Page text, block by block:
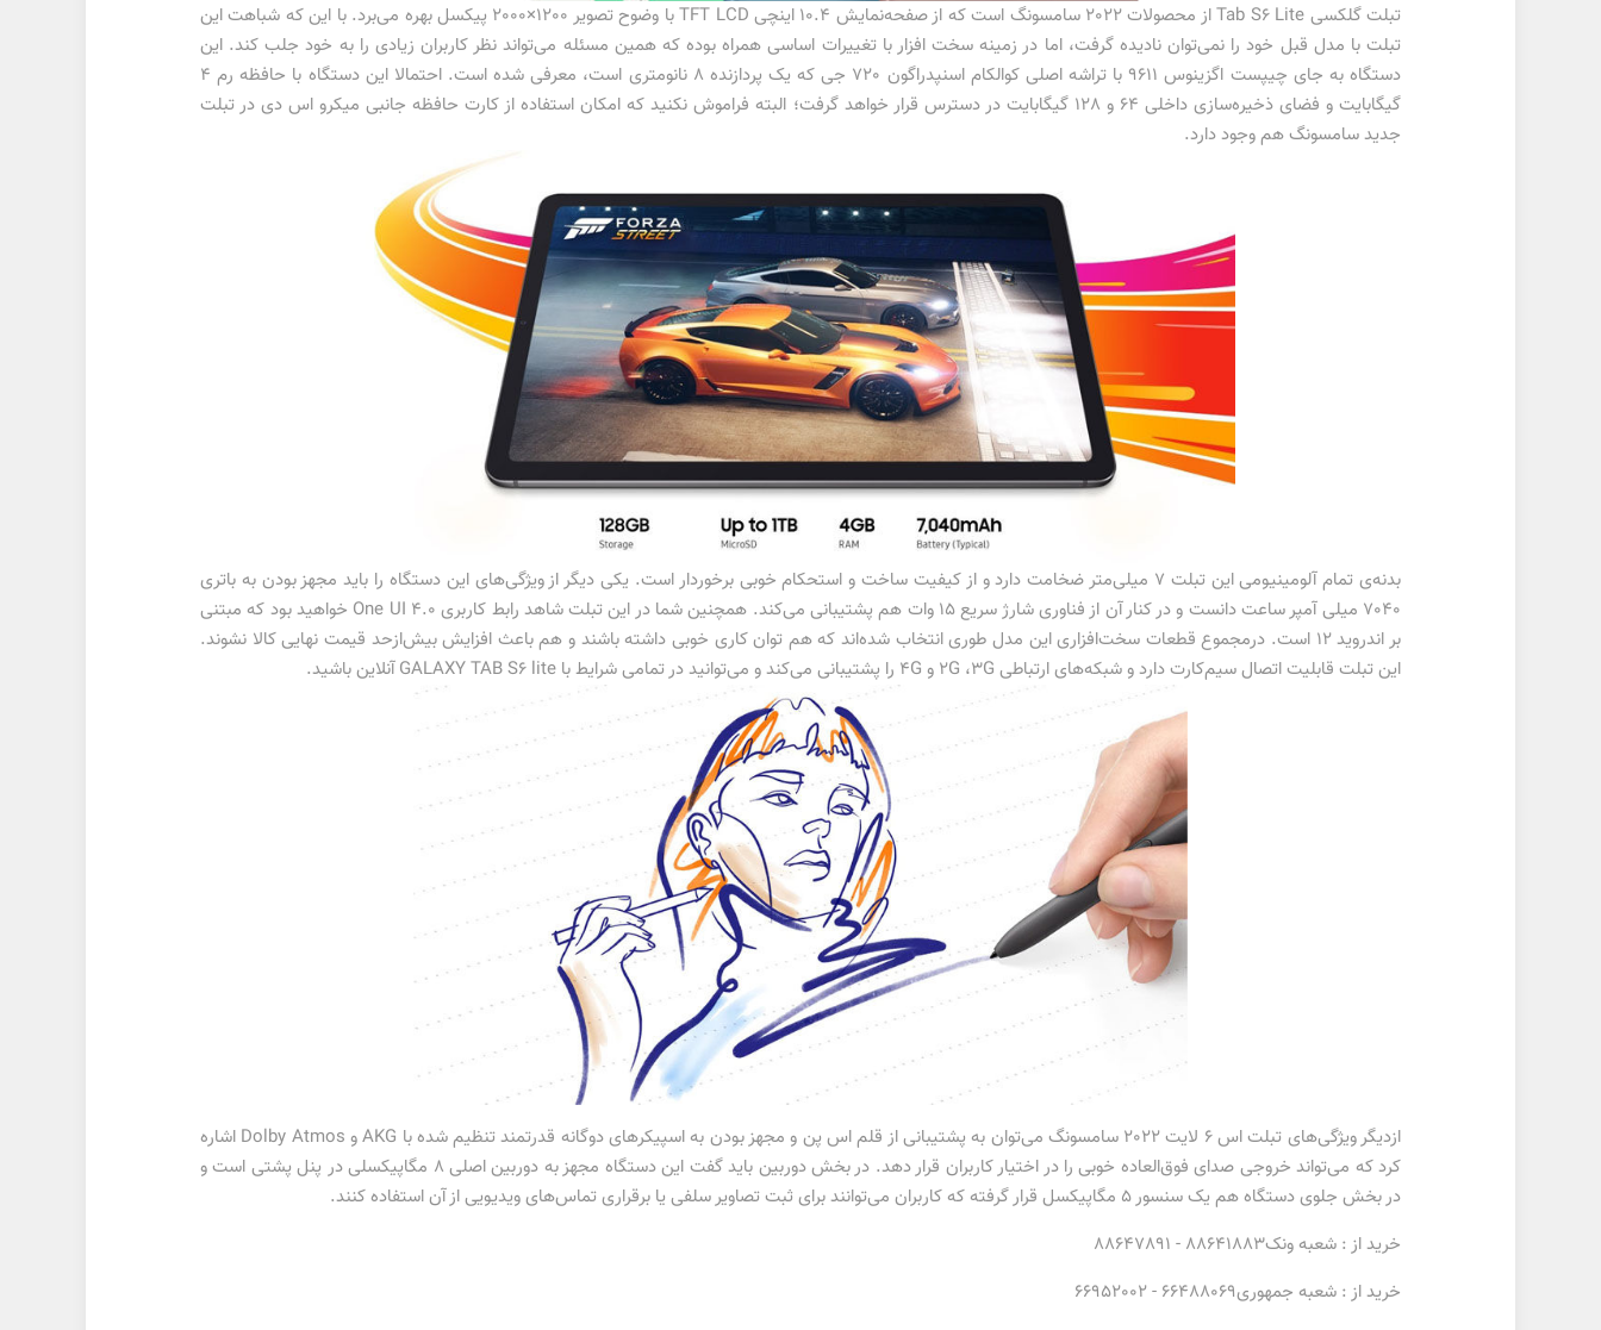
تبلت گلکسی Tab S6 Lite از محصولات 2022 سامسونگ است که از صفحه‌نمایش 10.4 اینچی TFT LCD با وضوح تصویر 1200×2000 پیکسل بهره می‌برد. با این که شباهت این
تبلت با مدل قبل خود را نمی‌توان نادیده گرفت، اما در زمینه سخت افزار با تغییرات اساسی همراه بوده که همین مسئله می‌تواند نظر کاربران زیادی را به خود جلب کند. این
دستگاه به جای چیپست اگزینوس 9611 با تراشه اصلی کوالکام اسنپدراگون 720 جی که یک پردازنده 8 نانومتری است، معرفی شده است. احتمالا این دستگاه با حافظه رم 4
گیگابایت و فضای ذخیره‌سازی داخلی 64 و 128 گیگابایت در دسترس قرار خواهد گرفت؛ البته فراموش نکنید که امکان استفاده از کارت حافظه جانبی میکرو اس دی در تبلت
جدید سامسونگ هم وجود دارد.
بدنه‌ی تمام آلومینیومی این تبلت 7 میلی‌متر ضخامت دارد و از کیفیت ساخت و استحکام خوبی برخوردار است. یکی دیگر از ویژگی‌های این دستگاه را باید مجهز بودن به باتری
7040 میلی آمپر ساعت دانست و در کنار آن از فناوری شارژ سریع 15 وات هم پشتیبانی می‌کند. همچنین شما در این تبلت شاهد رابط کاربری One UI 4.0 خواهید بود که مبتنی
بر اندروید 12 است. درمجموع قطعات سخت‌افزاری این مدل طوری انتخاب شده‌اند که هم توان کاری خوبی داشته باشند و هم باعث افزایش بیش‌ازحد قیمت نهایی کالا نشوند.
این تبلت قابلیت اتصال سیم‌کارت‌ دارد و شبکه‌های ارتباطی 2G ،3G و 4G را پشتیبانی می‌کند و می‌توانید در تمامی شرایط با GALAXY TAB S6 lite آنلاین باشید.
ازدیگر ویژگی‌های تبلت اس 6 لایت 2022 سامسونگ می‌توان به پشتیبانی از قلم اس پن و مجهز بودن به اسپیکرهای دوگانه قدرتمند تنظیم شده با AKG و Dolby Atmos اشاره
کرد که می‌تواند خروجی صدای فوق‌العاده خوبی را در اختیار کاربران قرار دهد. در بخش دوربین باید گفت این دستگاه مجهز به دوربین اصلی 8 مگاپیکسلی در پنل پشتی است و
در بخش جلوی دستگاه هم یک سنسور 5 مگاپیکسل قرار گرفته که کاربران می‌توانند برای ثبت تصاویر سلفی یا برقراری تماس‌های ویدیویی از آن استفاده کنند.
خرید از : شعبه ونک88641883 - 88647891
خرید از : شعبه جمهوری66488069 - 66952002